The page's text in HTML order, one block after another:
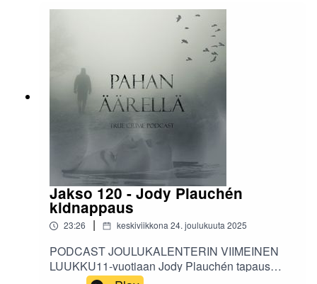
Jakso 120 - Jody Plauchén
kidnappaus
23:26 | keskiviikkona 24. joulukuuta 2025
PODCAST JOULUKALENTERIN VIIMEINEN
LUUKKU11-vuotiaan Jody Plauchén tapaus